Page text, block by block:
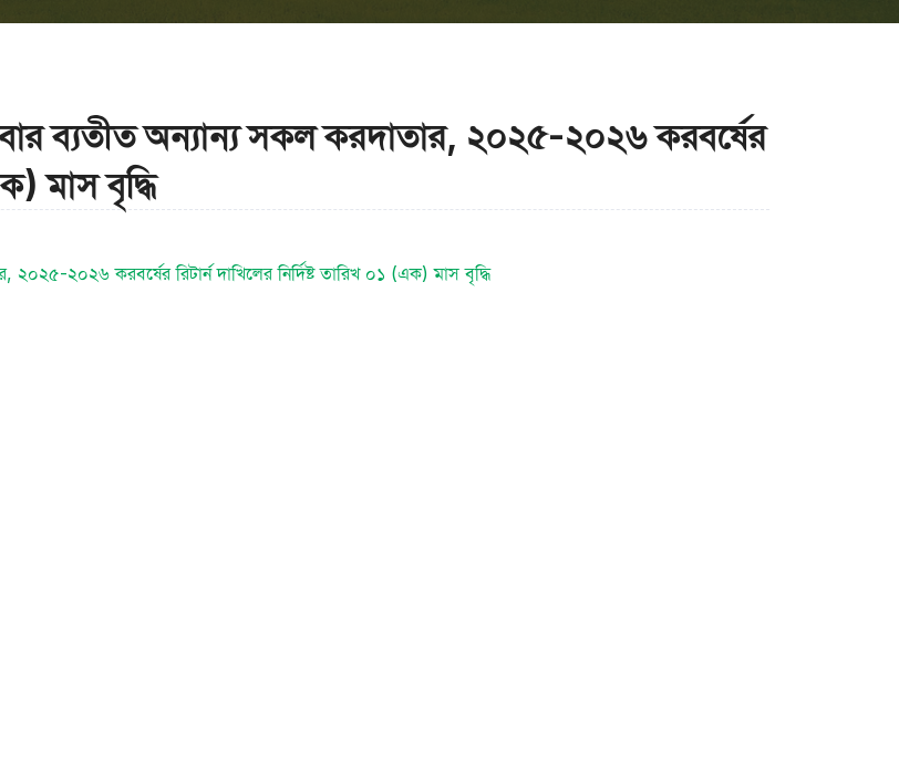
ব্যতীত অন্যান্য সকল করদাতার, ২০২৫-২০২৬ করবর্ষের
মাস বৃদ্ধি
২০২৬ করবর্ষের রিটার্ন দাখিলের নির্দিষ্ট তারিখ ০১ (এক) মাস বৃদ্ধি